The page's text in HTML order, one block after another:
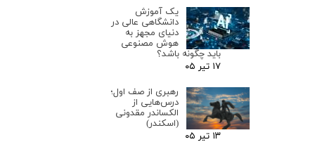
یک آموزش
دانشگاهی عالی در
دنیای مجهز به
هوش مصنوعی
باید چگونه باشد؟
۱۷ تیر ۰۵
رهبری از صف اول؛
درس‌هایی از
الکساندر مقدونی
(اسکندر)
۱۳ تیر ۰۵